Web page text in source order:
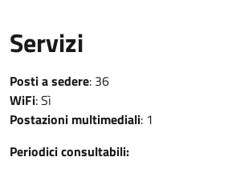
Servizi
Posti a sedere: 36
WiFi: Sì
Postazioni multimediali: 1
Periodici consultabili: